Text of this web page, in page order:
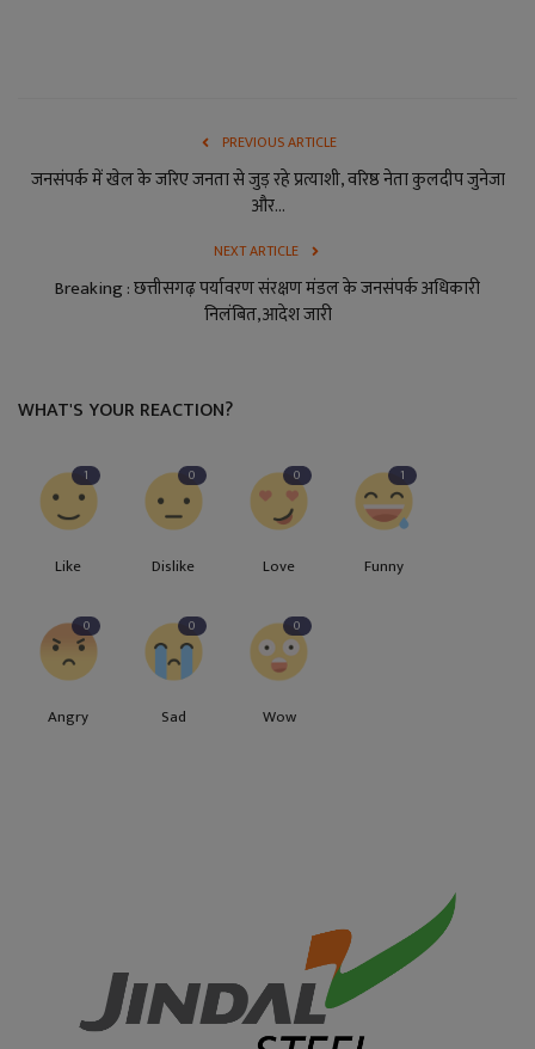
PREVIOUS ARTICLE
जनसंपर्क में खेल के जरिए जनता से जुड़ रहे प्रत्याशी, वरिष्ठ नेता कुलदीप जुनेजा
और...
NEXT ARTICLE
Breaking : छत्तीसगढ़ पर्यावरण संरक्षण मंडल के जनसंपर्क अधिकारी
निलंबित,आदेश जारी
WHAT'S YOUR REACTION?
1
Like
0
Dislike
0
Love
1
Funny
0
Angry
0
Sad
0
Wow